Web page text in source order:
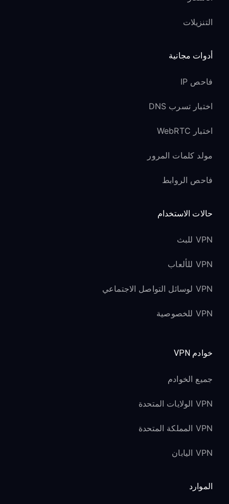
التنزيلات
أدوات مجانية
فاحص IP
اختبار تسرب DNS
اختبار WebRTC
مولد كلمات المرور
فاحص الروابط
حالات الاستخدام
VPN للبث
VPN للألعاب
VPN لوسائل التواصل الاجتماعي
VPN للخصوصية
خوادم VPN
جميع الخوادم
VPN الولايات المتحدة
VPN المملكة المتحدة
VPN اليابان
الموارد